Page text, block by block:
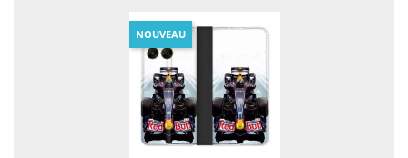
NOUVEAU